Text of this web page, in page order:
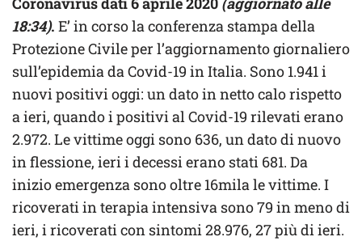
18:34). E’ in corso la conferenza stampa della
Protezione Civile per l’aggiornamento giornaliero
sull’epidemia da Covid-19 in Italia. Sono 1.941 i
nuovi positivi oggi: un dato in netto calo rispetto
a ieri, quando i positivi al Covid-19 rilevati erano
2.972. Le vittime oggi sono 636, un dato di nuovo
in flessione, ieri i decessi erano stati 681. Da
inizio emergenza sono oltre 16mila le vittime. I
ricoverati in terapia intensiva sono 79 in meno di
ieri, i ricoverati con sintomi 28.976, 27 più di ieri.